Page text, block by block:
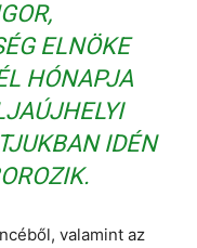
ELNÖKE
HÓNAPJA
IDÉN
valamint az